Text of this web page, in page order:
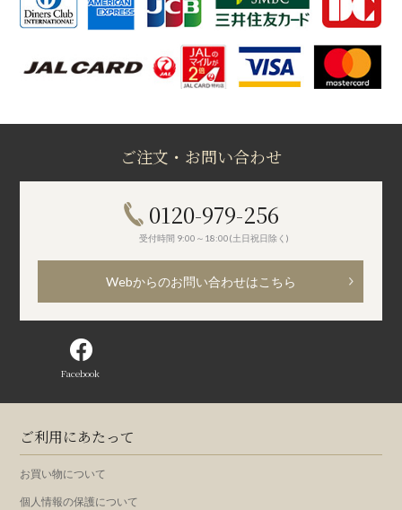
ご注文・お問い合わせ
0120-979-256
受付時間 9:00～18:00(土日祝日除く)
Webからのお問い合わせはこちら
Facebook
ご利用にあたって
お買い物について
個人情報の保護について